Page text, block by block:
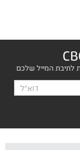
לתיבת המייל שלכם